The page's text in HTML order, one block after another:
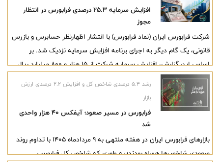
افزایش سرمایه ۲۵.۳ درصدی فرابورس در انتظار
مجوز
شرکت فرابورس ایران (نماد فرابورس) با انتشار اظهارنظر حسابرس و بازرس
قانونی، یک گام دیگر به اجرای برنامه افزایش سرمایه نزدیک شد. بر
اساس این گزارش، افزایش سرمایه شرکت از 15 هزار و 800 میلیارد ریال
به 19 هزار و 800 میلیارد ریال از محل سود انباشته و سایر اندوخته‌ها با
هدف اجرای مصوبه سازمان بورس درباره حداقل سرمایه مطلوب بورس‌ها،
مورد تأیید حسابرس قرار گرفته است.
رشد ۵.۴ درصدی شاخص کل و افزایش ۲.۲ درصدی ارزش
بازار
فرابورس در مسیر صعود؛ آیفکس ۴۰ هزار واحدی
شد
بازارهای فرابورس ایران در هفته منتهی به ۹ مردادماه ۱۴۰۵ با تداوم روند
صعودی شاخص‌ها همراه بودند؛ به طوری که شاخص کل فرابورس